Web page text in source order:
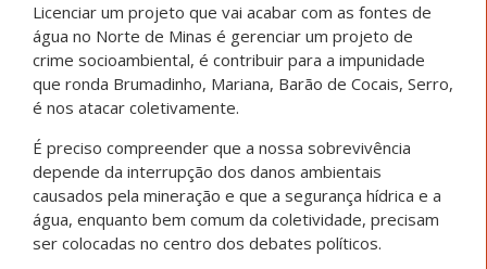
Licenciar um projeto que vai acabar com as fontes de
água no Norte de Minas é gerenciar um projeto de
crime socioambiental, é contribuir para a impunidade
que ronda Brumadinho, Mariana, Barão de Cocais, Serro,
é nos atacar coletivamente.
É preciso compreender que a nossa sobrevivência
depende da interrupção dos danos ambientais
causados pela mineração e que a segurança hídrica e a
água, enquanto bem comum da coletividade, precisam
ser colocadas no centro dos debates políticos.